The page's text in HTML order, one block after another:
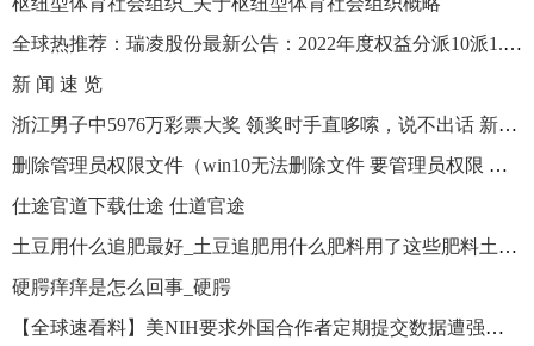
全球热推荐：瑞凌股份最新公告：2022年度权益分派10派1.5元 股权登记日6月20日
新 闻 速 览
浙江男子中5976万彩票大奖 领奖时手直哆嗦，说不出话 新视野
删除管理员权限文件（win10无法删除文件 要管理员权限 怎么办）
仕途官道下载仕途 仕道官途
土豆用什么追肥最好_土豆追肥用什么肥料用了这些肥料土豆养得活才怪 世界快播
硬腭痒痒是怎么回事_硬腭
【全球速看料】美NIH要求外国合作者定期提交数据遭强烈抗议